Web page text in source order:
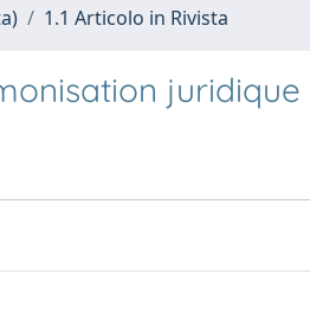
1.1 Articolo in Rivista
juridique